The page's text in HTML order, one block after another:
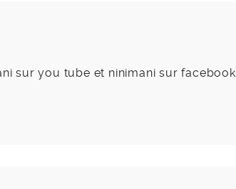
sur you tube et ninimani sur facebook